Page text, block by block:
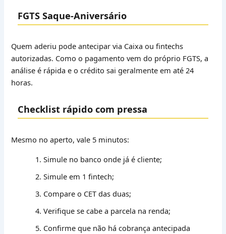
FGTS Saque-Aniversário
Quem aderiu pode antecipar via Caixa ou fintechs
autorizadas. Como o pagamento vem do próprio FGTS, a
análise é rápida e o crédito sai geralmente em até 24
horas.
Checklist rápido com pressa
Mesmo no aperto, vale 5 minutos:
Simule no banco onde já é cliente;
Simule em 1 fintech;
Compare o CET das duas;
Verifique se cabe a parcela na renda;
Confirme que não há cobrança antecipada